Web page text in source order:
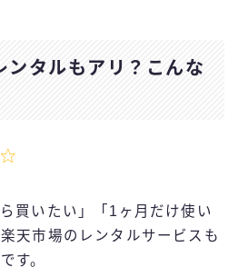
ンタルもアリ？こんな
買いたい」「1ヶ月だけ使い
天市場のレンタルサービスも
す。